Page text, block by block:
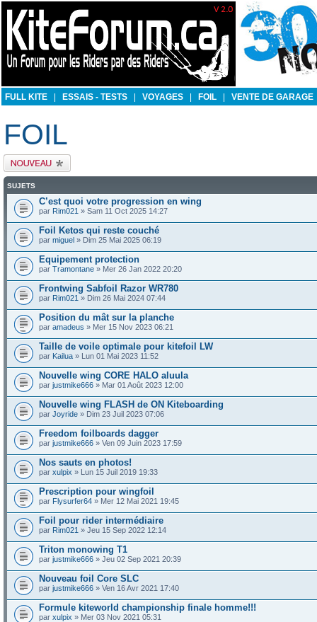
FULL KITE ESSAIS - TESTS VOYAGES FOIL VENTE DE GARAGE
FOIL
Publier un nouveau
sujet
SUJETS
C’est quoi votre progression en wing
par Rim021 » Sam 11 Oct 2025 14:27
Foil Ketos qui reste couché
par miguel » Dim 25 Mai 2025 06:19
Equipement protection
par Tramontane » Mer 26 Jan 2022 20:20
Frontwing Sabfoil Razor WR780
par Rim021 » Dim 26 Mai 2024 07:44
Position du mât sur la planche
par amadeus » Mer 15 Nov 2023 06:21
Taille de voile optimale pour kitefoil LW
par Kailua » Lun 01 Mai 2023 11:52
Nouvelle wing CORE HALO aluula
par justmike666 » Mar 01 Août 2023 12:00
Nouvelle wing FLASH de ON Kiteboarding
par Joyride » Dim 23 Juil 2023 07:06
Freedom foilboards dagger
par justmike666 » Ven 09 Juin 2023 17:59
Nos sauts en photos!
par xulpix » Lun 15 Juil 2019 19:33
Prescription pour wingfoil
par Flysurfer64 » Mer 12 Mai 2021 19:45
Foil pour rider intermédiaire
par Rim021 » Jeu 15 Sep 2022 12:14
Triton monowing T1
par justmike666 » Jeu 02 Sep 2021 20:39
Nouveau foil Core SLC
par justmike666 » Ven 16 Avr 2021 17:40
Formule kiteworld championship finale homme!!!
par xulpix » Mer 03 Nov 2021 05:31